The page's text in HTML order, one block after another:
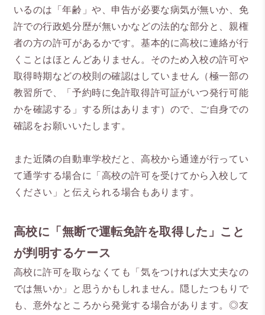
いるのは「年齢」や、申告が必要な病気が無いか、免
許での行政処分歴が無いかなどの法的な部分と、親権
者の方の許可があるかです。基本的に高校に連絡が行
くことはほとんどありません。そのため入校の許可や
取得時期などの校則の確認はしていません（極一部の
教習所で、「予約時に免許取得許可証がいつ発行可能
かを確認する」する所はあります）ので、ご自身での
確認をお願いいたします。
また近隣の自動車学校だと、高校から通達が行ってい
て通学する場合に「高校の許可を受けてから入校して
ください」と伝えられる場合もあります。
高校に「無断で運転免許を取得した」こと
が判明するケース
高校に許可を取らなくても「気をつければ大丈夫なの
では無いか」と思うかもしれません。隠したつもりで
も、意外なところから発覚する場合があります。◎友